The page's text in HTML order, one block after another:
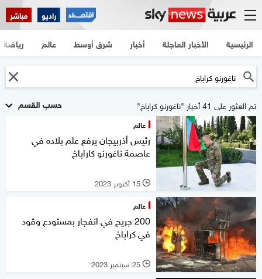
راديو مباشر
الرئيسية الأخبار العاجلة أخبار شرق أوسط عالم رياضة
حسب القسم تم العثور على 41 أخبار "ناغورنو كراباخ"
عالم
رئيس أذربيجان يرفع علم بلاده في
عاصمة ناغورنو كاراباخ
l 15 أكتوبر 2023
عالم
200 جريح في انفجار بمستودع وقود
في كراباخ
l 25 سبتمبر 2023